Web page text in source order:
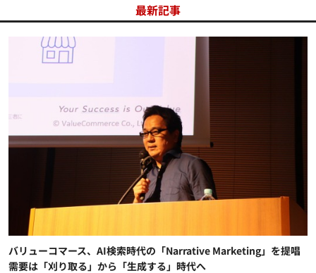
最新記事
バリューコマース、AI検索時代の「Narrative Marketing」を提唱
需要は「刈り取る」から「生成する」時代へ